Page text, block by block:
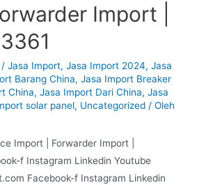
Import |
/ Jasa Import, Jasa Import 2024, Jasa
Barang China, Jasa Import Breaker
China, Jasa Import Dari China, Jasa
solar panel, Uncategorized/ Oleh
Import | Forwarder Import |
f Instagram Linkedin Youtube
Facebook-f Instagram Linkedin